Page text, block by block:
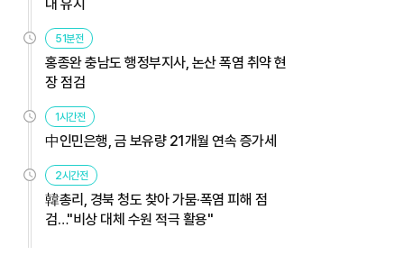
대 유지
51분전
홍종완 충남도 행정부지사, 논산 폭염 취약 현
장 점검
1시간전
中인민은행, 금 보유량 21개월 연속 증가세
2시간전
韓총리, 경북 청도 찾아 가뭄·폭염 피해 점
검…"비상 대체 수원 적극 활용"